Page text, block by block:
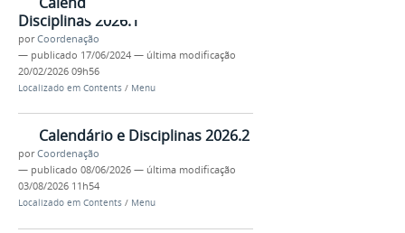
Disciplinas 2026.1
porCoordenação
— publicado 17/06/2024 — última modificação
20/02/2026 09h56
Localizado em Contents / Menu
Calendário e Disciplinas 2026.2
porCoordenação
— publicado 08/06/2026 — última modificação
03/08/2026 11h54
Localizado em Contents / Menu